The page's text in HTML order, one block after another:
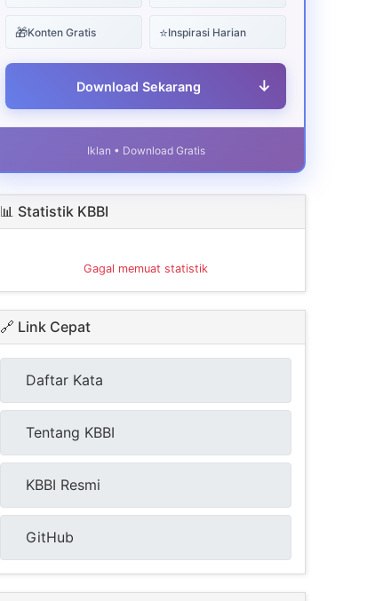
🎁Konten Gratis ⭐Inspirasi Harian
Download Sekarang ↓
Iklan • Download Gratis
📊 Statistik KBBI
Gagal memuat statistik
🔗 Link Cepat
Daftar Kata
Tentang KBBI
KBBI Resmi
GitHub